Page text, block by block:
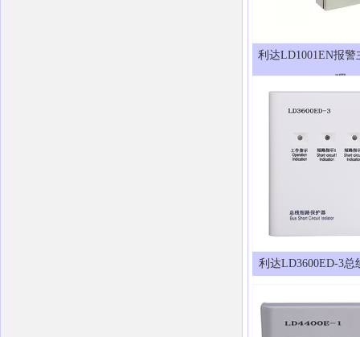
利达LD1001EN报警
理
利达LD3600ED-3总